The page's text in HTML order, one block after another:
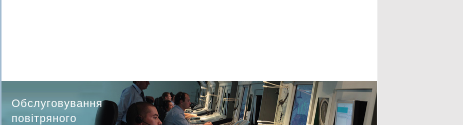
Обслуговування
повітряного